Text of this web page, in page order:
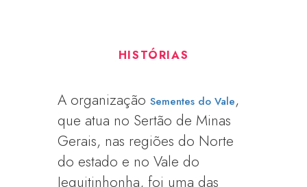
HISTÓRIAS
A organizaçãoSementes do Vale,
que atua no Sertão de Minas
Gerais, nas regiões do Norte
do estado e no Vale do
Jequitinhonha, foi uma das